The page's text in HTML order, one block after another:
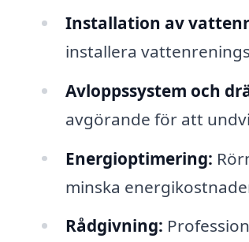
Installation av
installera
Avloppssystem och
avgörande för att
Energioptimering:
minska
Rådgivning: